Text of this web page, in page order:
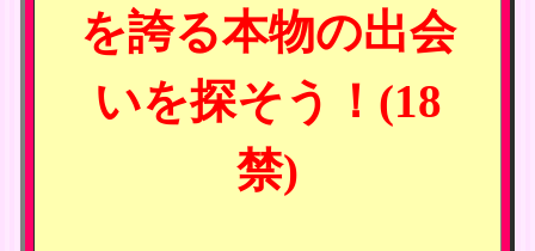
を誇る本物の出会
いを探そう！(18
禁)